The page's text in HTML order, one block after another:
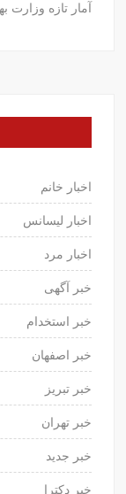
آمار تازه وزارت
اخبار خانم
اخبار لیسانس
اخبار مرد
خبر آگهی
خبر استخدام
خبر اصفهان
خبر تبریز
خبر تهران
خبر جدید
خبر دکترا